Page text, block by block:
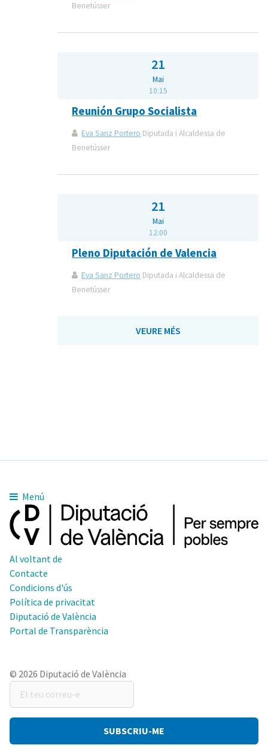
Benetússer
21
Mai
10:15
Reunión Grupo Socialista
Eva Sanz Portero Diputada i Alcaldessa de
Benetússer
21
Mai
12:00
Pleno Diputación de Valencia
Eva Sanz Portero Diputada i Alcaldessa de
Benetússer
VEURE MÉS
Menú
Al voltant de
Contacte
Condicions d'ús
Política de privacitat
Diputació de València
Portal de Transparència
© 2026 Diputació de València
El
teu
correu-